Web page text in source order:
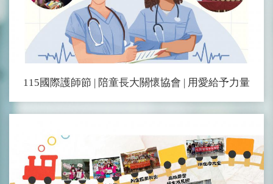
115國際護師節 | 陪童長大關懷協會 | 用愛給予力量